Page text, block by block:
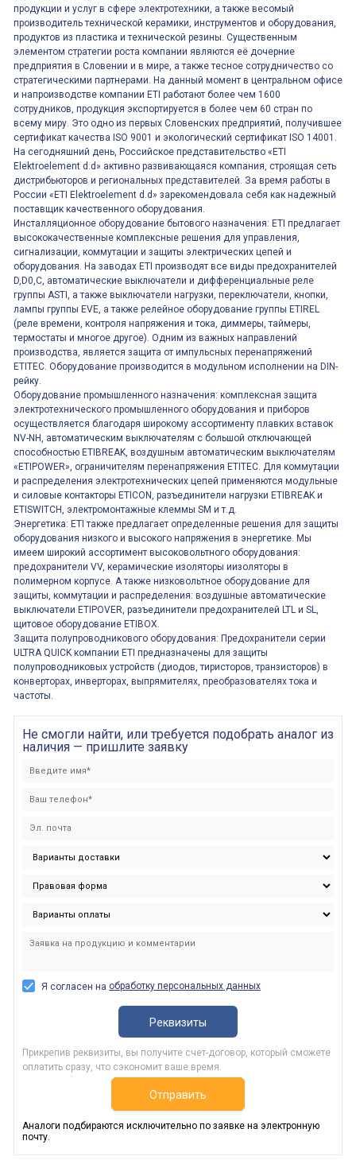
продукции и услуг в сфере электротехники, а также весомый
производитель технической керамики, инструментов и оборудования,
продуктов из пластика и технической резины. Существенным
элементом стратегии роста компании являются её дочерние
предприятия в Словении и в мире, а также тесное сотрудничество со
стратегическими партнерами. На данный момент в центральном офисе
и напроизводстве компании ETI работают более чем 1600
сотрудников, продукция экспортируется в более чем 60 стран по
всему миру. Это одно из первых Словенских предприятий, получившее
сертификат качества ISO 9001 и экологический сертификат ISO 14001.
На сегодняшний день, Российское представительство «ETI
Elektroelement d.d» активно развивающаяся компания, строящая сеть
дистрибьюторов и региональных представителей. За время работы в
России «ETI Elektroelement d.d» зарекомендовала себя как надежный
поставщик качественного оборудования.
Инсталляционное оборудование бытового назначения: ETI предлагает
высококачественные комплексные решения для управления,
сигнализации, коммутации и защиты электрических цепей и
оборудования. На заводах ETI производят все виды предохранителей
D,D0,C, автоматические выключатели и дифференциальные реле
группы ASTI, а также выключатели нагрузки, переключатели, кнопки,
лампы группы EVE, а также релейное оборудование группы ETIREL
(реле времени, контроля напряжения и тока, диммеры, таймеры,
термостаты и многое другое). Одним из важных направлений
производства, является защита от импульсных перенапряжений
ETITEC. Оборудование производится в модульном исполнении на DIN-
рейку.
Оборудование промышленного назначения: комплексная защита
электротехнического промышленного оборудования и приборов
осуществляется благодаря широкому ассортименту плавких вставок
NV-NH, автоматическим выключателям с большой отключающей
способностью ETIBREAK, воздушным автоматическим выключателям
«ETIPOWER», ограничителям перенапряжения ETITEC. Для коммутации
и распределения электротехнических цепей применяются модульные
и силовые контакторы ETICON, разъединители нагрузки ETIBREAK и
ETISWITCH, электромонтажные клеммы SM и т.д.
Энергетика: ETI также предлагает определенные решения для защиты
оборудования низкого и высокого напряжения в энергетике. Мы
имеем широкий ассортимент высоковольтного оборудования:
предохранители VV, керамические изоляторы иизоляторы в
полимерном корпусе. А также низковольтное оборудование для
защиты, коммутации и распределения: воздушные автоматические
выключатели ETIPOVER, разъединители предохранителей LTL и SL,
щитовое оборудование ETIBOX.
Защита полупроводникового оборудования: Предохранители серии
ULTRA QUICK компании ETI предназначены для защиты
полупроводниковых устройств (диодов, тиристоров, транзисторов) в
конверторах, инверторах, выпрямителях, преобразователях тока и
частоты.
Не смогли найти, или требуется подобрать аналог из
наличия — пришлите заявку
Я согласен на обработку персональных данных
Реквизиты
Прикрепив реквизиты, вы получите счет-договор, который сможете
оплатить сразу, что сэкономит ваше время.
Отправить
Аналоги подбираются исключительно по заявке на электронную
почту.